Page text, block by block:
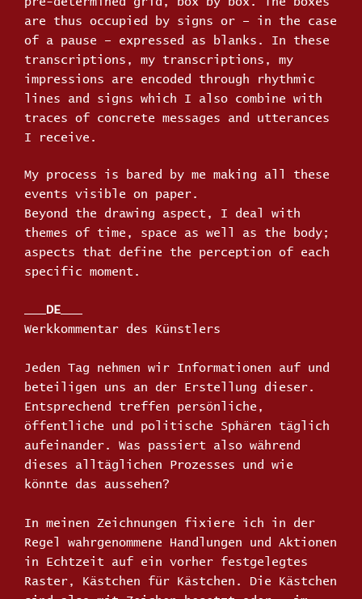
are thus occupied by signs or – in the case
of a pause – expressed as blanks. In these
transcriptions, my transcriptions, my
impressions are encoded through rhythmic
lines and signs which I also combine with
traces of concrete messages and utterances
I receive.
My process is bared by me making all these
events visible on paper.
Beyond the drawing aspect, I deal with
themes of time, space as well as the body;
aspects that define the perception of each
specific moment.
DE
Werkkommentar des Künstlers
Jeden Tag nehmen wir Informationen auf und
beteiligen uns an der Erstellung dieser.
Entsprechend treffen persönliche,
öffentliche und politische Sphären täglich
aufeinander. Was passiert also während
dieses alltäglichen Prozesses und wie
könnte das aussehen?
In meinen Zeichnungen fixiere ich in der
Regel wahrgenommene Handlungen und Aktionen
in Echtzeit auf ein vorher festgelegtes
Raster, Kästchen für Kästchen. Die Kästchen